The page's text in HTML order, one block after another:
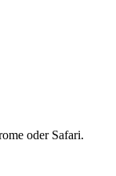
oder Safari.